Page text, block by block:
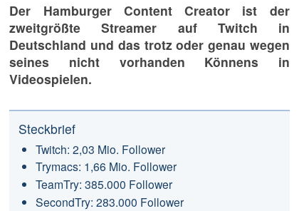
Der Hamburger Content Creator ist der
zweitgrößte Streamer auf Twitch in
Deutschland und das trotz oder genau wegen
seines nicht vorhanden Könnens in
Videospielen.
Steckbrief
Twitch: 2,03 Mio. Follower
Trymacs: 1,66 Mio. Follower
TeamTry: 385.000 Follower
SecondTry: 283.000 Follower